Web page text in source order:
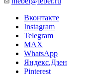
Вконтакте
Instagram
Telegram
MAX
WhatsApp
Яндекс.Дзен
Pinterest